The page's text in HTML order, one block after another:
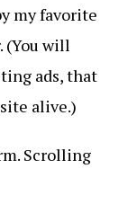
my favorite
(You will
ads, that
alive.)
Scrolling